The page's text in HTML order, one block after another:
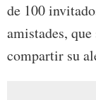
de 100
amistades,
compartir su